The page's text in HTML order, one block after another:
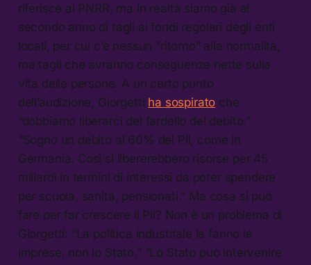
riferisce al PNRR, ma in realtà siamo già al
secondo anno di tagli ai fondi regolari degli enti
locali, per cui c’è nessun “ritorno” alla normalità,
ma tagli che avranno conseguenze nette sulla
vita delle persone. A un certo punto
dell’audizione, Giorgetti ha sospirato che
“dobbiamo liberarci del fardello del debito.”
“Sogno un debito al 60% del Pil, come in
Germania. Così si libererebbero risorse per 45
miliardi in termini di interessi da poter spendere
per scuola, sanità, pensionati.” Ma cosa si può
fare per far crescere il Pil? Non è un problema di
Giorgetti: “La politica industriale la fanno le
imprese, non lo Stato.” “Lo Stato può intervenire